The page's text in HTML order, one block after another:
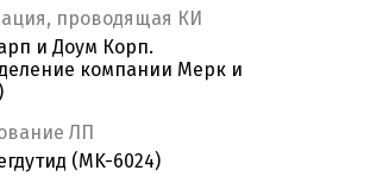
проводящая КИ
и Доум Корп.
компании Мерк и
ЛП
(MK-6024)